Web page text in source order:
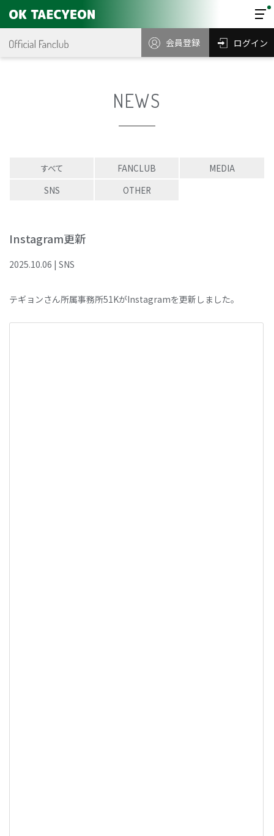
会員登録 ログイン
NEWS
すべて FANCLUB
MEDIA
SNS
OTHER
Instagram更新
2025.10.06 | SNS
テギョンさん所属事務所51KがInstagramを更新しました。